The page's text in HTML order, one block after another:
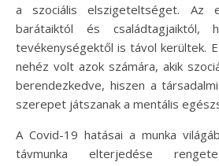
a szociális elszigeteltséget. Az
barátaiktól és családtagjaiktól,
tevékenységektől is távol kerültek.
nehéz volt azok számára, akik
berendezkedve, hiszen a
szerepet játszanak a mentális
A Covid-19 hatásai a munka
távmunka elterjedése